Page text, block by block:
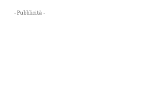
- Pubblicità -